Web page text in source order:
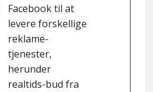
Facebook til at
levere forskellige
reklame-
tjenester,
herunder
realtids-bud fra